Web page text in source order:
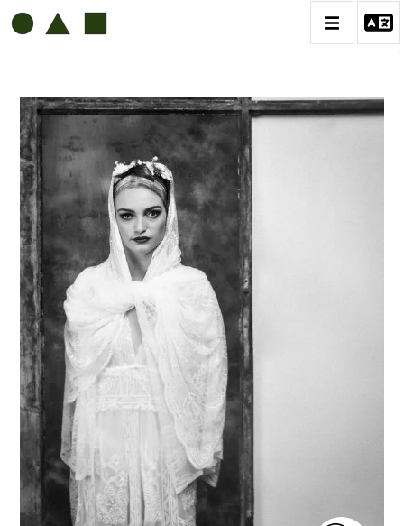
SOLOMON JAMY BROWN
BIOGRAPHIE
CATALOGUE DES OEUVRES
CONTACT